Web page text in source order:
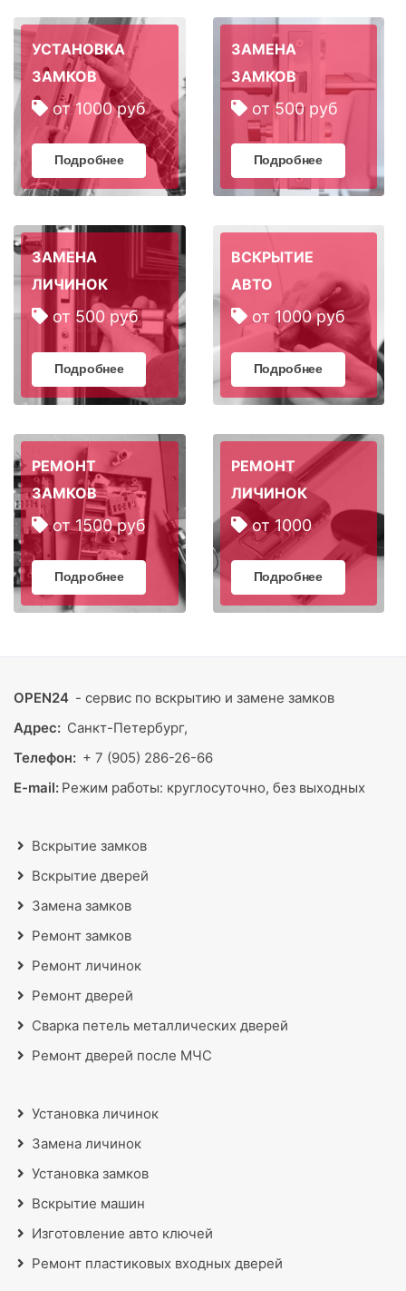
УСТАНОВКА
ЗАМКОВ
от 1000 руб
Подробнее
ЗАМЕНА
ЗАМКОВ
от 500 руб
Подробнее
ЗАМЕНА
ЛИЧИНОК
от 500 руб
Подробнее
ВСКРЫТИЕ
АВТО
от 1000 руб
Подробнее
РЕМОНТ
ЗАМКОВ
от 1500 руб
Подробнее
РЕМОНТ
ЛИЧИНОК
от 1000
Подробнее
OPEN24 - сервис по вскрытию и замене замков
Адрес: Санкт-Петербург,
Телефон: + 7 (905) 286-26-66
E-mail: Режим работы: круглосуточно, без выходных
Вскрытие замков
Вскрытие дверей
Замена замков
Ремонт замков
Ремонт личинок
Ремонт дверей
Сварка петель металлических дверей
Ремонт дверей после МЧС
Установка личинок
Замена личинок
Установка замков
Вскрытие машин
Изготовление авто ключей
Ремонт пластиковых входных дверей